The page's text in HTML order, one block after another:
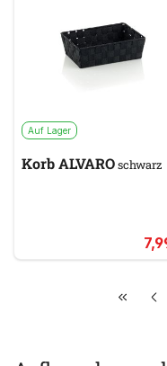
Auf Lager
Korb ALVAROschwarz